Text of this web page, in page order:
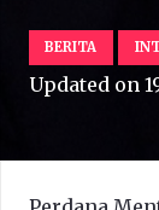
BERITA
Updated on